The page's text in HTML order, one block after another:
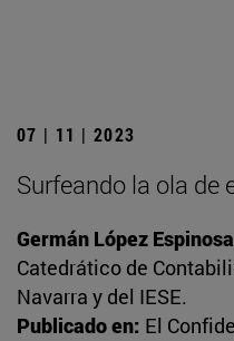
07 | 11 | 2023
Surfeando la ola de
Germán López Espinosa
Catedrático de
Navarra y del IESE.
Publicado en: El